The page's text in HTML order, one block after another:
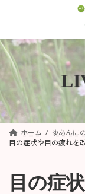
ン
ツ
キ
ッ
ー
シ
に
移
ホーム ゆあんに
目の症状や目の疲れを
目の症